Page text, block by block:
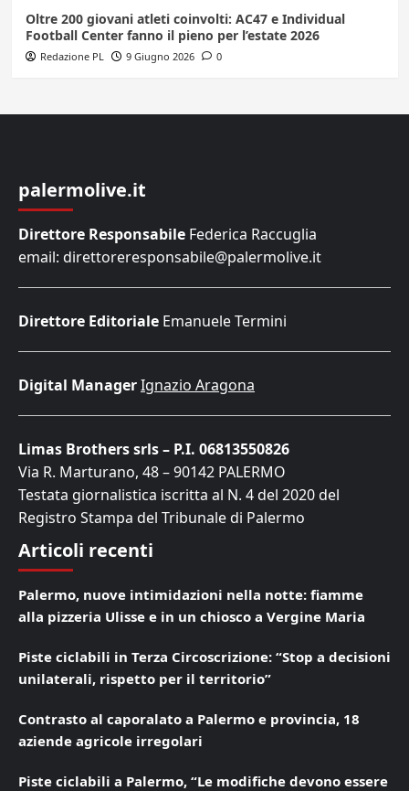
Oltre 200 giovani atleti coinvolti: AC47 e Individual
Football Center fanno il pieno per l’estate 2026
Redazione PL 9 Giugno 2026 0
palermolive.it
Direttore Responsabile Federica Raccuglia
email: direttoreresponsabile@palermolive.it
Direttore Editoriale Emanuele Termini
Digital ManagerIgnazio Aragona
Limas Brothers srls – P.I. 06813550826
Via R. Marturano, 48 – 90142 PALERMO
Testata giornalistica iscritta al N. 4 del 2020 del
Registro Stampa del Tribunale di Palermo
Articoli recenti
Palermo, nuove intimidazioni nella notte: fiamme
alla pizzeria Ulisse e in un chiosco a Vergine Maria
Piste ciclabili in Terza Circoscrizione: “Stop a decisioni
unilaterali, rispetto per il territorio”
Contrasto al caporalato a Palermo e provincia, 18
aziende agricole irregolari
Piste ciclabili a Palermo, “Le modifiche devono essere